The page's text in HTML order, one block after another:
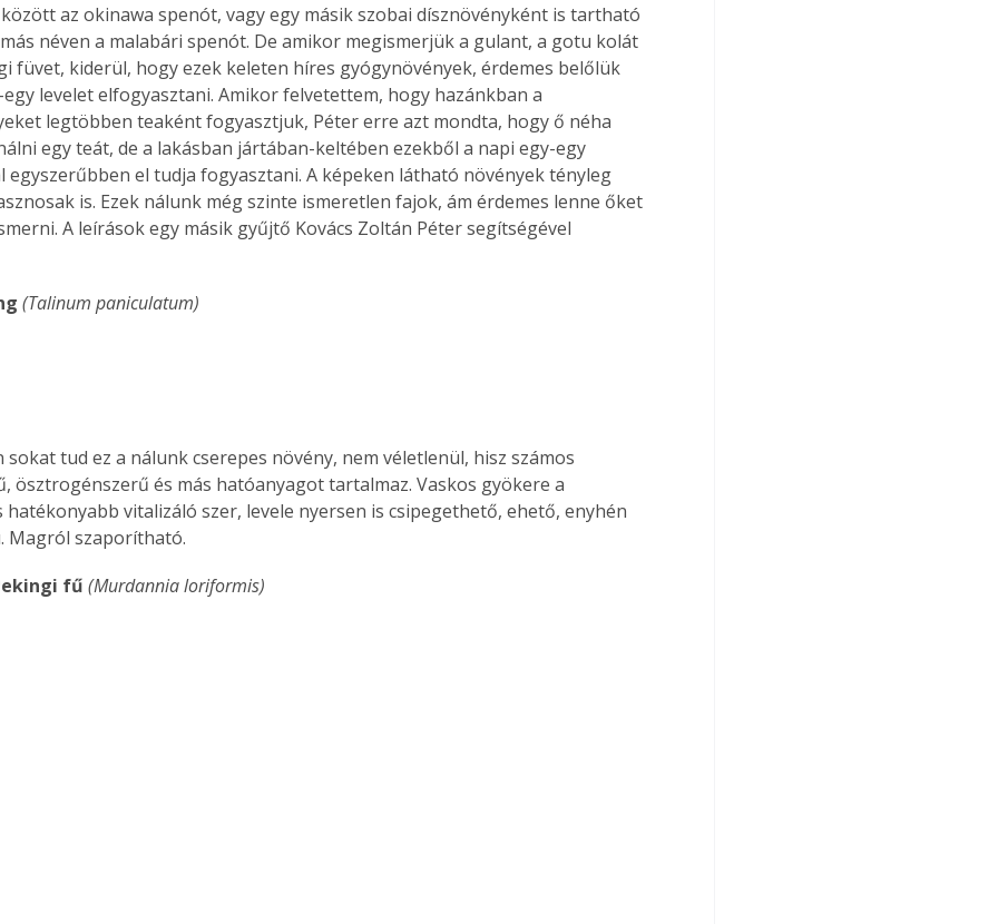
új,
egyedi
vagy
is
Bárhol,
élve
az
megrendelhetők!
az okinawa spenót, vagy egy másik szobai dísznövényként is tartható
néven a malabári spenót. De amikor megismerjük a gulant, a gotu kolát
füvet, kiderül, hogy ezek keleten híres gyógynövények, érdemes belőlük
levelet elfogyasztani. Amikor felvetettem, hogy hazánkban a
legtöbben teaként fogyasztjuk, Péter erre azt mondta, hogy ő néha
egy teát, de a lakásban jártában-keltében ezekből a napi egy-egy
egyszerűbben el tudja fogyasztani. A képeken látható növények tényleg
is. Ezek nálunk még szinte ismeretlen fajok, ám érdemes lenne őket
A leírások egy másik gyűjtő Kovács Zoltán Péter segítségével
(Talinum paniculatum)
sokat tud ez a nálunk cserepes növény, nem véletlenül, hisz számos
ösztrogénszerű és más hatóanyagot tartalmaz. Vaskos gyökere a
hatékonyabb vitalizáló szer, levele nyersen is csipegethető, ehető, enyhén
Magról szaporítható.
fű (Murdannia loriformis)